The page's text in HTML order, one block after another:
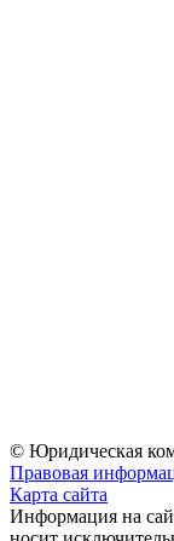
© Юридическая
Правовая
Карта сайта
Информация на